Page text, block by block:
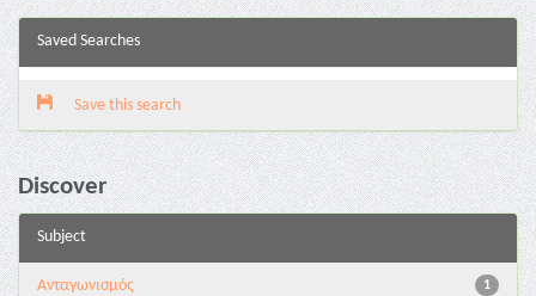
Saved Searches
Save this search
Discover
Subject
1
Aνταγωνισμός